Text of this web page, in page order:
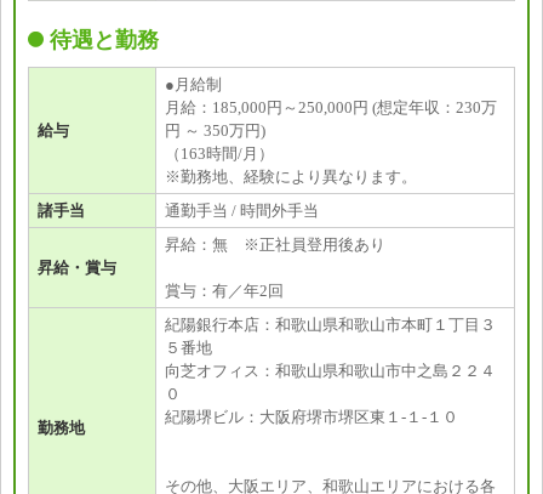
待遇と勤務
給与
●月給制
月給：185,000円～250,000円 (想定年収：230万
円 ～ 350万円)
（163時間/月）
※勤務地、経験により異なります。
諸手当
通勤手当 / 時間外手当
昇給・賞与
昇給：無 ※正社員登用後あり
賞与：有／年2回
勤務地
紀陽銀行本店：和歌山県和歌山市本町１丁目３
５番地
向芝オフィス：和歌山県和歌山市中之島２２４
０
紀陽堺ビル：大阪府堺市堺区東１-１-１０
その他、大阪エリア、和歌山エリアにおける各